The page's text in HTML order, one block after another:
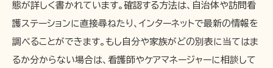
態が詳しく書かれています。確認する方法は、自治体や訪問看
護ステーションに直接尋ねたり、インターネットで最新の情報を
調べることができます。もし自分や家族がどの別表に当てはま
るか分からない場合は、看護師やケアマネージャーに相談して